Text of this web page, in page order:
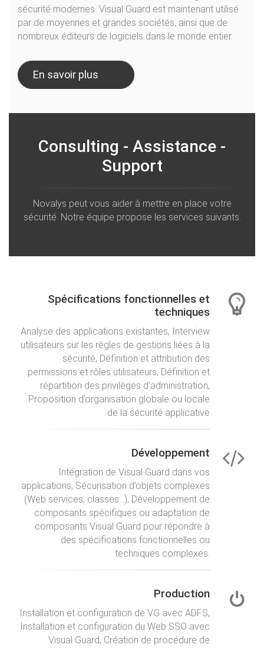
sécurité modernes. Visual Guard est maintenant utilisé
par de moyennes et grandes sociétés, ainsi que de
nombreux éditeurs de logiciels dans le monde entier.
En savoir plus
Consulting - Assistance -
Support
Novalys peut vous aider à mettre en place votre
sécurité. Notre équipe propose les services suivants.
Spécifications fonctionnelles et
techniques
Analyse des applications existantes, Interview
utilisateurs sur les règles de gestions liées à la
sécurité, Définition et attribution des
permissions et rôles utilisateurs, Définition et
répartition des privilèges d’administration,
Proposition d’organisation globale ou locale
de la sécurité applicative
Développement
Intégration de Visual Guard dans vos
applications, Sécurisation d’objets complexes
(Web services, classes...), Développement de
composants spécifiques ou adaptation de
composants Visual Guard pour répondre à
des spécifications fonctionnelles ou
techniques complexes.
Production
Installation et configuration de VG avec ADFS,
Installation et configuration du Web SSO avec
Visual Guard, Création de procédure de